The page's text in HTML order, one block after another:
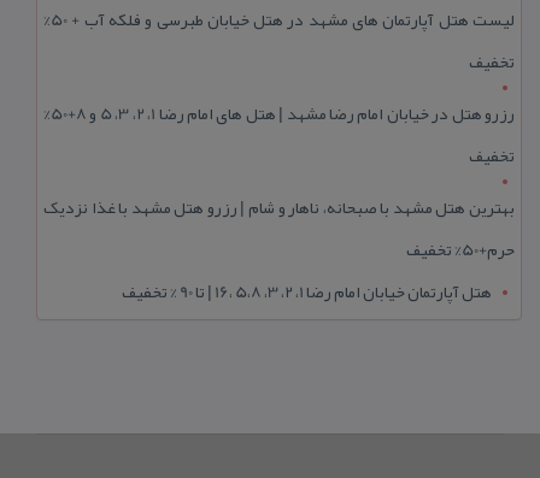
لیست هتل آپارتمان های مشهد در هتل خیابان طبرسی و فلکه آب + 50%
تخفیف
رزرو هتل در خیابان امام رضا مشهد | هتل‌ های امام رضا 1، 2، 3، 5 و 8+50%
تخفیف
بهترین هتل مشهد با صبحانه، ناهار و شام | رزرو هتل مشهد با غذا نزدیک
حرم+50% تخفیف
هتل آپارتمان خیابان امام رضا 1، 2، 3، 5،8 ،16 | تا 90 % تخفیف